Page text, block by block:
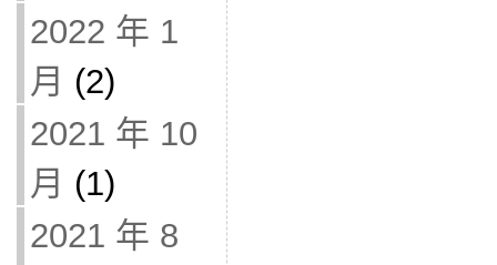
2022 年 1
月 (2)
2021 年 10
月 (1)
2021 年 8